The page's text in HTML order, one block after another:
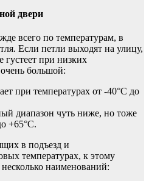
двери
всего по температурам, в
Если петли выходят на улицу,
густеет при низких
большой:
при температурах от -40°C до
диапазон чуть ниже, но тоже
+65°C.
в подъезд и
температурах, к этому
наименований: